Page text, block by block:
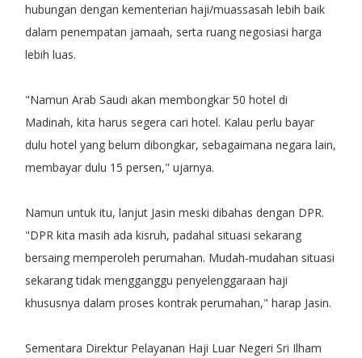
hubungan dengan kementerian haji/muassasah lebih baik
dalam penempatan jamaah, serta ruang negosiasi harga
lebih luas.
"Namun Arab Saudi akan membongkar 50 hotel di
Madinah, kita harus segera cari hotel. Kalau perlu bayar
dulu hotel yang belum dibongkar, sebagaimana negara lain,
membayar dulu 15 persen," ujarnya.
Namun untuk itu, lanjut Jasin meski dibahas dengan DPR.
"DPR kita masih ada kisruh, padahal situasi sekarang
bersaing memperoleh perumahan. Mudah-mudahan situasi
sekarang tidak mengganggu penyelenggaraan haji
khususnya dalam proses kontrak perumahan," harap Jasin.
Sementara Direktur Pelayanan Haji Luar Negeri Sri Ilham